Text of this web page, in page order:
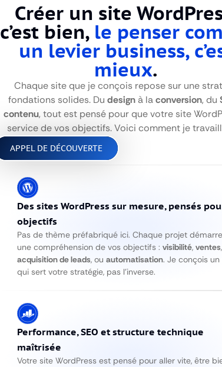
Créer un site
c’est bien, le penser
un levier business,
mieux.
Chaque site que je conçois repose sur une
fondations solides. Du designà laconversion, du
contenu, tout est pensé pour que votre site
service de vos objectifs. Voici comment je
APPEL DE DÉCOUVERTE
Des sites WordPress sur mesure, pensés
objectifs
Pas de thème préfabriqué ici. Chaque projet
une compréhension de vos objectifs : visibilité, ventes,
acquisition de leads, ou automatisation. Je conçois un
qui sert votre stratégie, pas l’inverse.
Performance, SEO et structure technique
maîtrisée
Votre site WordPress est pensé pour aller vite, être